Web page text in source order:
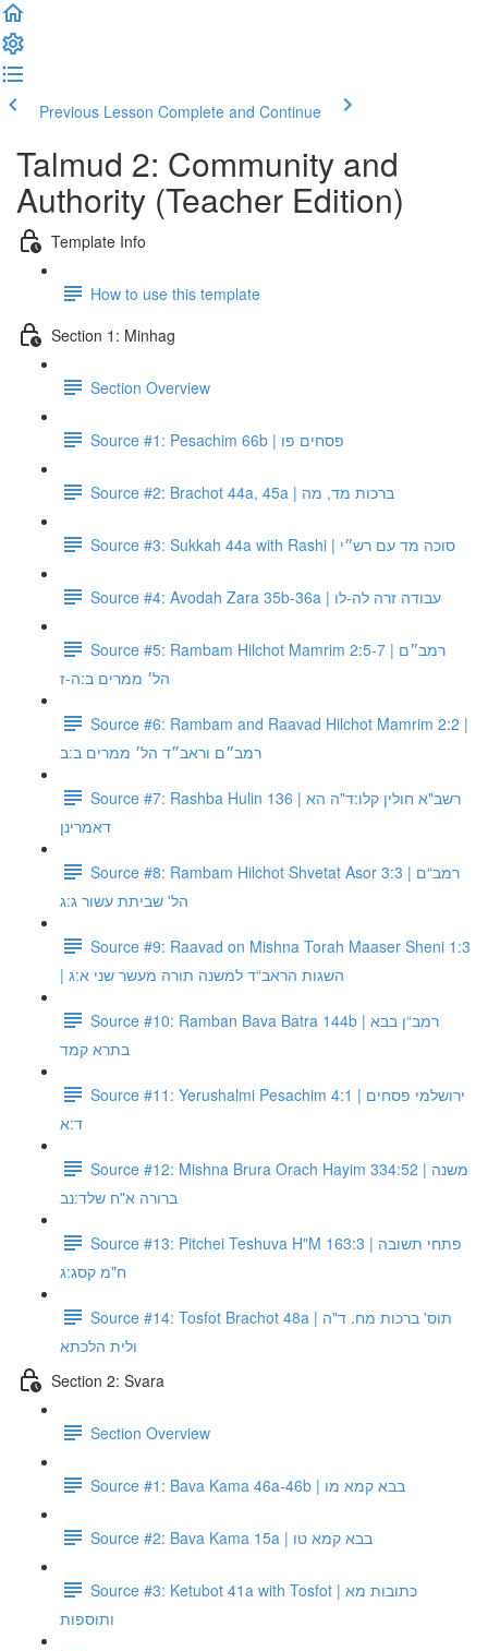
Previous Lesson Complete and Continue
Talmud 2: Community and
Authority (Teacher Edition)
Template Info
How to use this template
Section 1: Minhag
Section Overview
Source #1: Pesachim 66b | פסחים פו
Source #2: Brachot 44a, 45a | ברכות מד, מה
Source #3: Sukkah 44a with Rashi | סוכה מד עם רש״י
Source #4: Avodah Zara 35b-36a | עבודה זרה לה-לו
Source #5: Rambam Hilchot Mamrim 2:5-7 | רמב״ם
הל׳ ממרים ב:ה-ז
Source #6: Rambam and Raavad Hilchot Mamrim 2:2 |
רמב״ם וראב״ד הל׳ ממרים ב:ב
Source #7: Rashba Hulin 136 | רשב"א חולין קלו:ד"ה הא
דאמרינן
Source #8: Rambam Hilchot Shvetat Asor 3:3 | רמב“ם
הל' שביתת עשור ג:ג
Source #9: Raavad on Mishna Torah Maaser Sheni 1:3
| השגות הראב“ד למשנה תורה מעשר שני א:ג
Source #10: Ramban Bava Batra 144b | רמב“ן בבא
בתרא קמד
Source #11: Yerushalmi Pesachim 4:1 | ירושלמי פסחים
ד:א
Source #12: Mishna Brura Orach Hayim 334:52 | משנה
ברורה א"ח שלד:נב
Source #13: Pitchei Teshuva H"M 163:3 | פתחי תשובה
ח"מ קסג:ג
Source #14: Tosfot Brachot 48a | תוס' ברכות מח. ד"ה
ולית הלכתא
Section 2: Svara
Section Overview
Source #1: Bava Kama 46a-46b | בבא קמא מו
Source #2: Bava Kama 15a | בבא קמא טו
Source #3: Ketubot 41a with Tosfot | כתובות מא
ותוספות